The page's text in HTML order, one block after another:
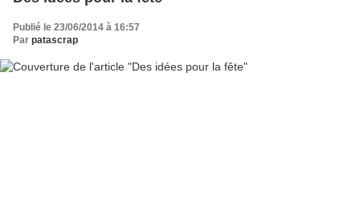
Publié le 23/06/2014 à 16:57
Par patascrap